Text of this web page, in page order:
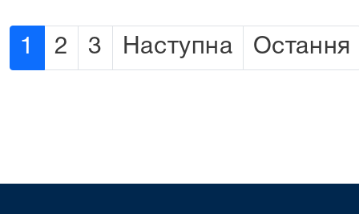
1 2 3 Наступна Остання